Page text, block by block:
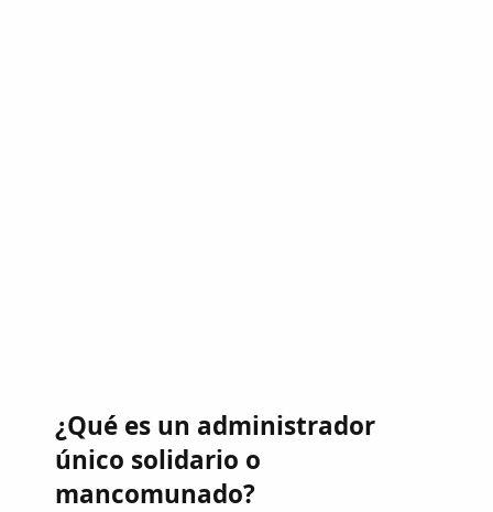
¿Qué es un administrador
único solidario o
mancomunado?